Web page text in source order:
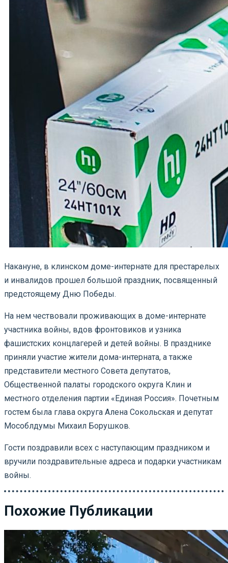
Накануне, в клинском доме-интернате для престарелых
и инвалидов прошел большой праздник, посвященный
предстоящему Дню Победы.
На нем чествовали проживающих в доме-интернате
участника войны, вдов фронтовиков и узника
фашистских концлагерей и детей войны. В празднике
приняли участие жители дома-интерната, а также
представители местного Совета депутатов,
Общественной палаты городского округа Клин и
местного отделения партии «Единая Россия». Почетным
гостем была глава округа Алена Сокольская и депутат
Мособлдумы Михаил Борушков.
Гости поздравили всех с наступающим праздником и
вручили поздравительные адреса и подарки участникам
войны.
Похожие Публикации